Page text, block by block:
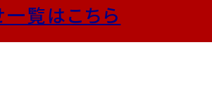
覧はこちら